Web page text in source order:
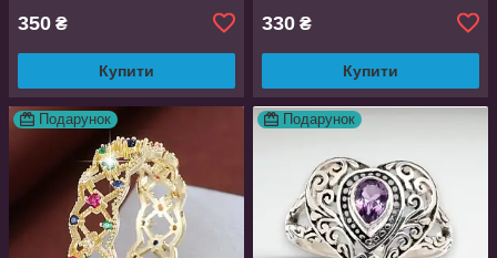
350 ₴
Купити
330 ₴
Купити
Подарунок Подарунок